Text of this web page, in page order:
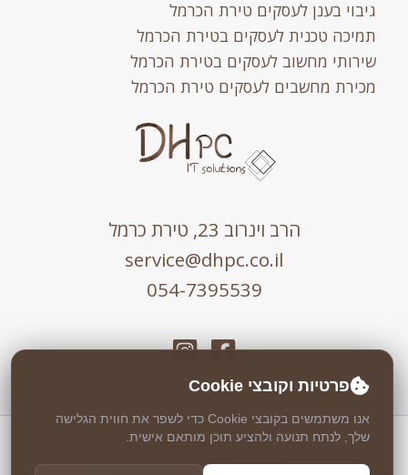
גיבוי בענן לעסקים טירת הכרמל
תמיכה טכנית לעסקים בטירת הכרמל
שירותי מחשוב לעסקים בטירת הכרמל
מכירת מחשבים לעסקים טירת הכרמל
הרב וינרוב 23, טירת כרמל
service@dhpc.co.il
054-7395539
כל הזכויות שמורות © 2026 DHPC
פרטיות וקובצי Cookie
אנו משתמשים בקובצי Cookie כדי לשפר את חווית הגלישה
שלך, לנתח תנועה ולהציע תוכן מותאם אישית.